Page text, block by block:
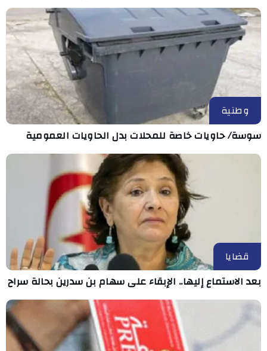
وطنية
سوسة/ حاويات خاصة للمحلات بدل الحاويات العمومية
قضايا
بعد الاستماع إليها.. الإبقاء على سهام بن سدرين بحالة سراح